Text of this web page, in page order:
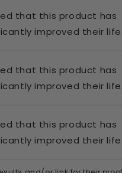
that this product has
improved their life.
that this product has
improved their life.
that this product has
improved their life.